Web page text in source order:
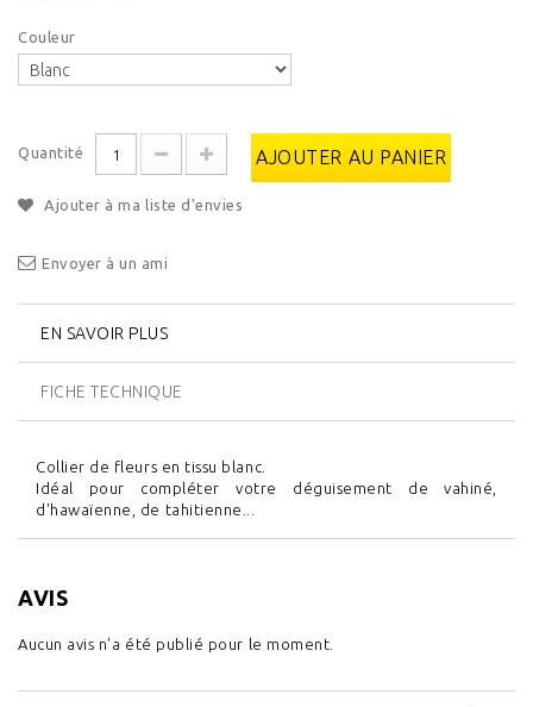
Couleur
Quantité AJOUTER AU PANIER
Ajouter à ma liste d'envies
Envoyer à un ami
EN SAVOIR PLUS
FICHE TECHNIQUE
Collier de fleurs en tissu blanc.
Idéal pour compléter votre déguisement de vahiné,
d'hawaïenne, de tahitienne...
AVIS
Aucun avis n'a été publié pour le moment.